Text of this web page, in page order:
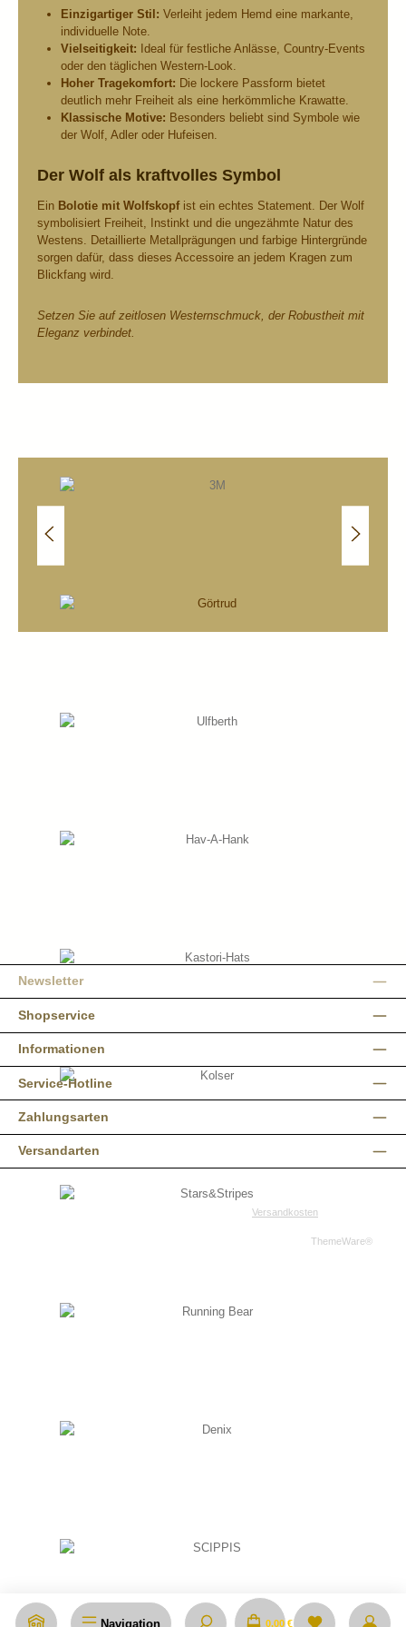
Navigation 0,00 €
Einzigartiger Stil: Verleiht jedem Hemd eine markante,
individuelle Note.
Vielseitigkeit: Ideal für festliche Anlässe, Country-Events
oder den täglichen Western-Look.
Hoher Tragekomfort: Die lockere Passform bietet
deutlich mehr Freiheit als eine herkömmliche Krawatte.
Klassische Motive: Besonders beliebt sind Symbole wie
der Wolf, Adler oder Hufeisen.
Der Wolf als kraftvolles Symbol
Ein Bolotie mit Wolfskopfist ein echtes Statement. Der Wolf
symbolisiert Freiheit, Instinkt und die ungezähmte Natur des
Westens. Detaillierte Metallprägungen und farbige Hintergründe
sorgen dafür, dass dieses Accessoire an jedem Kragen zum
Blickfang wird.
Setzen Sie auf zeitlosen Westernschmuck, der Robustheit mit
Eleganz verbindet.
Newsletter
Shopservice
Informationen
Service-Hotline
Zahlungsarten
Versandarten
Versandkosten
ThemeWare®